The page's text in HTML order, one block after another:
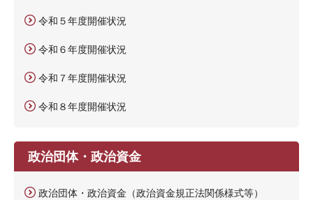
令和５年度開催状況
令和６年度開催状況
令和７年度開催状況
令和８年度開催状況
政治団体・政治資金
政治団体・政治資金（政治資金規正法関係様式等）